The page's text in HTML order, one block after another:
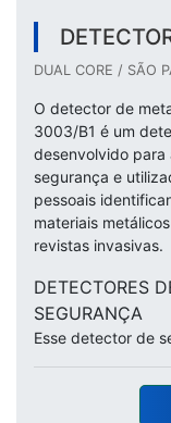
DUAL CORE / SÃO
O detector de
3003/B1 é um
desenvolvido
segurança e
pessoais
materiais
revistas invasivas.
DETECTORES
SEGURANÇA
Esse detector de